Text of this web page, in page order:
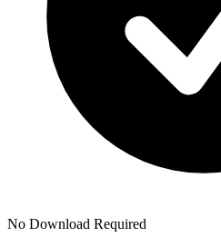
No Download Required